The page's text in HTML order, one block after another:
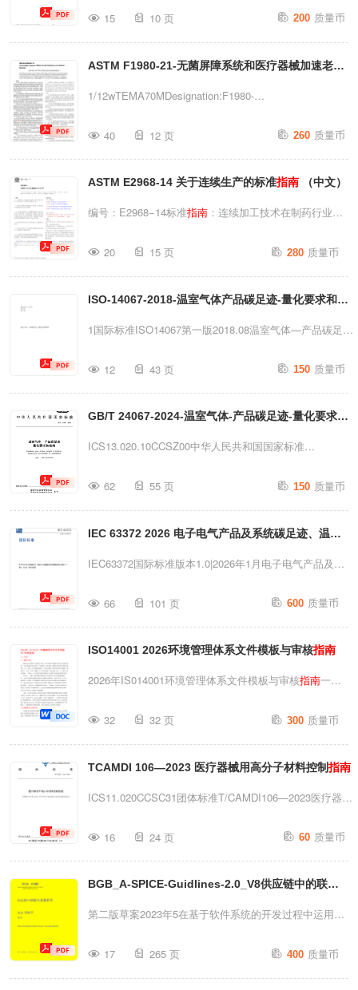
全生产标准化基本规范》(GB/T33000)要求的安全管理体
系文件，通过标准化评审。2.体系认证/换版：为获取
ISO45001职业健康安全管理体系认证或完成体系换版，
件。3.合规性整改：针对监管部门检...
6GUIDELINESONQUALIFICATION确认
指南
(February2018)2018年二月DRAFTFORCOMMENTS征求
意见稿
WorkingdocumentQAS/16.673/
则
15 10 页 200 质量币
ASTM F1980-21-无菌屏障系统和医疗器械加速老化
的标准指南--中英对照
1/12wTEMA70MDesignation:F1980-
无菌屏障系统和医疗器械加速老化的标准
指南
40 12 页 260 质量币
ASTM E2968-14 关于连续生产的标准指南（中文）
编号：E2968−14标准指南：连续加工技术在制药行业的
字表示其首次颁布年份（如为修订版则为最近一次修订年
份）；括号内的数字表示最近一次重新批准年份；上标
ε（ε）表示自上次修订或重新批准以来的编辑变更。1.范
围1.1本指南介绍了关键概念与原则，旨在协助合理选
注重发展并应用能够区分连续生产与传统批次生产的相应
科学认知及工程原理。1.3本指南中阐述的大部分基础概
念与原理（例如工艺动力学与过程控制）均可同时应用于
20 15 页 280 质量币
ISO-14067-2018-温室气体产品碳足迹-量化要求和指
南
1国际标准ISO14067第一版2018.08温室气体—产品碳足迹
言
引
言................................................................................
12 43 页 150 质量币
GB/T 24067-2024-温室气体-产品碳足迹-量化要求和
指南
ICS13.020.10CCSZ00中华人民共和国国家标准
Greenhousegases—Carbonfootprintofproducts—
08-23发布国家市场监督管理总局国家标准化管理委员
2024-10-01ʵʩ会发布GB/T24067—2024目次前
62 55 页 150 质量币
IEC 63372 2026 电子电气产品及系统碳足迹、温室
气体减排量及避免排放量的量化与报告——原则、方
IEC63372国际标准版本1.0|2026年1月电子电气产品及系
——原则、方法学、要求及
ICS13.020.01;29.100ISBN978-2-8327-0998-
6Electropedia-www.electropedia.org本出版物受
ISCOPYRIGHT保护版权所有©2026国际电工委员会，瑞
请求国的成员国国家委员会书面许可，本出版物的任何部
分均不得以任何形式或任何方式（包括电子或机械方式，
如影印及缩微胶片复制）进行复制或使用。如您对IEC的
66 101 页 600 质量币
ISO14001 2026环境管理体系文件模板与审核指南
2026年IS014001环境管理体系文件模板与审核指南一、
国政府对环境保护的监管力度持续加强，企业面临的环境
合规压力不断增加。ISO14001环境管理体系作为国际标
准化组织(ISO)发布的自愿性标准，为组织提供了系统化
的环境管理框架。截至2025年底，全球已有超过42万家
35%，充分表明环境管理体系在企业管理中的重要性持续
提升。在中国，“双碳”目标的提出将碳达峰、碳中和纳入
生态文明建设整体布局，企业对环境管理的重视程度达到
32 32 页 300 质量币
TCAMDI 106—2023 医疗器械用高分子材料控制指南
ICS11.020CCSC31团体标准T/CAMDI106—2023医疗器械
04-20发布2023-04-20实施中国医疗器械行业协会发布
T/CAMDI106—2023I目次前
言
16 24 页 60 质量币
BGB_A-SPICE-Guidlines-2.0_V8供应链中的联合
质量管理-汽车SPICE指南（中文）
第二版草案2023年5在基于软件系统的开发过程中运用汽
月在基于软件系统的开发过程中运用AutomotiveSpice进
行过程评汽车SPICE指南估第二版草案2023年5月
17 265 页 400 质量币